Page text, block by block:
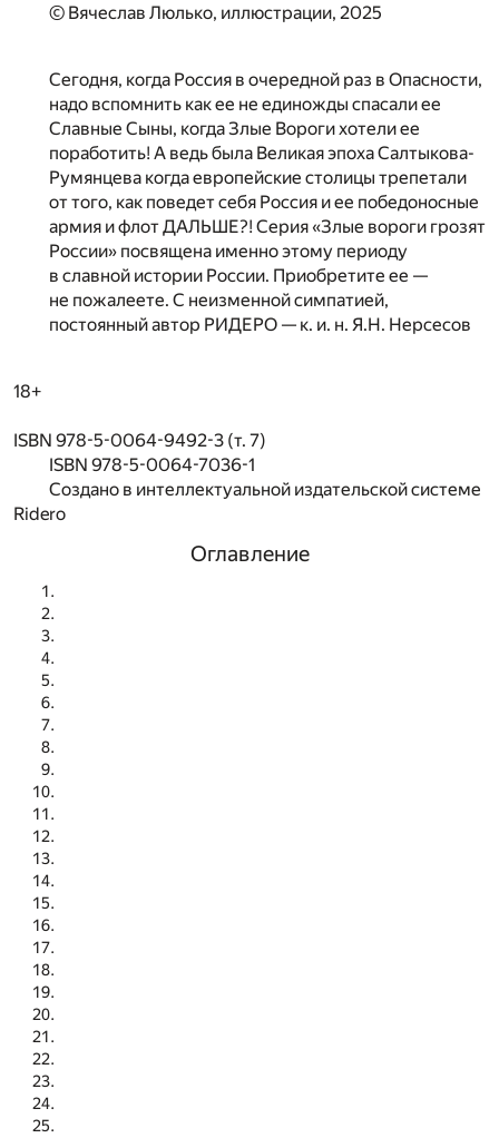
© Вячеслав Люлько, иллюстрации, 2025
Сегодня, когда Россия в очередной раз в Опасности,
надо вспомнить как ее не единожды спасали ее
Славные Сыны, когда Злые Вороги хотели ее
поработить! А ведь была Великая эпоха Салтыкова-
Румянцева когда европейские столицы трепетали
от того, как поведет себя Россия и ее победоносные
армия и флот ДАЛЬШЕ?! Серия «Злые вороги грозят
России» посвящена именно этому периоду
в славной истории России. Приобретите ее —
не пожалеете. С неизменной симпатией,
постоянный автор РИДЕРО — к. и. н. Я.Н. Нерсесов
18+
ISBN 978-5-0064-9492-3 (т. 7)
ISBN 978-5-0064-7036-1
Создано в интеллектуальной издательской системе
Ridero
Оглавление